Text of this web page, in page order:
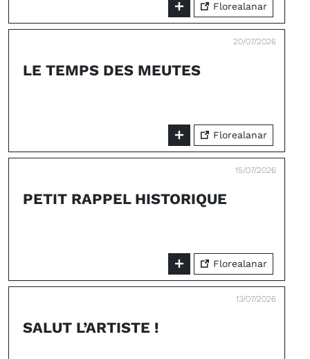
Florealanar
20/07/2026
LE TEMPS DES MEUTES
Florealanar
15/07/2026
PETIT RAPPEL HISTORIQUE
Florealanar
13/07/2026
SALUT L’ARTISTE !